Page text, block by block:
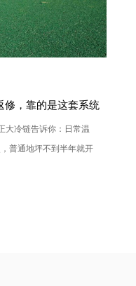
修，靠的是这套系统
大冷链告诉你：日常温
普通地坪不到半年就开